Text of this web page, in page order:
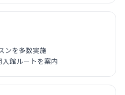
ンを多数実施
館ルートを案内